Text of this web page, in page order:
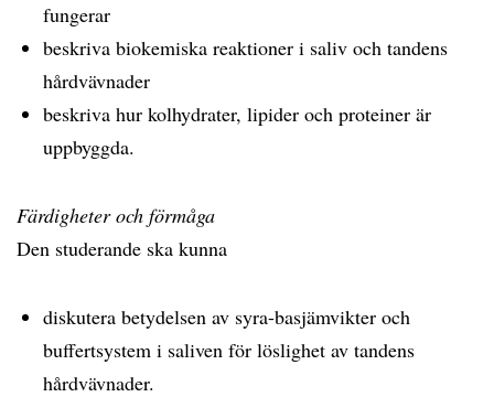
fungerar
beskriva biokemiska reaktioner i saliv och tandens
hårdvävnader
beskriva hur kolhydrater, lipider och proteiner är
uppbyggda.
Färdigheter och förmåga
Den studerande ska kunna
diskutera betydelsen av syra-basjämvikter och
buffertsystem i saliven för löslighet av tandens
hårdvävnader.